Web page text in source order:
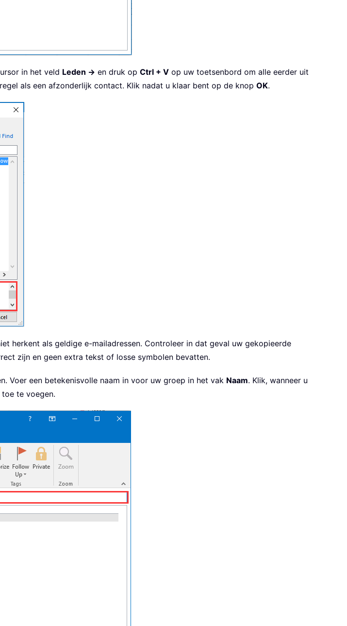
in het veld Leden -> en druk op Ctrl + V op uw toetsenbord om alle eerder uit
als een afzonderlijk contact. Klik nadat u klaar bent op de knop OK.
herkent als geldige e-mailadressen. Controleer in dat geval uw gekopieerde
zijn en geen extra tekst of losse symbolen bevatten.
Voer een betekenisvolle naam in voor uw groep in het vak Naam. Klik, wanneer u
te voegen.